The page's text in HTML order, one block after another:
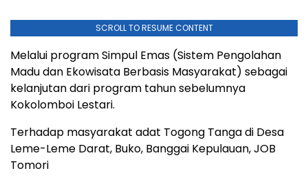
SCROLL TO RESUME CONTENT
Melalui program Simpul Emas (Sistem Pengolahan
Madu dan Ekowisata Berbasis Masyarakat) sebagai
kelanjutan dari program tahun sebelumnya
Kokolomboi Lestari.
Terhadap masyarakat adat Togong Tanga di Desa
Leme-Leme Darat, Buko, Banggai Kepulauan, JOB
Tomori